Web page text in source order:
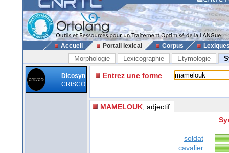
Accueil Portail lexical Corpus
Morphologie Lexicographie Etymologie
Dicosyn
CRISCO
Entrez une forme
MAMELOUK , adjectif
soldat
cavalier